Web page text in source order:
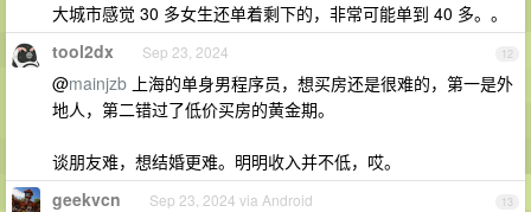
大城市感觉 30 多女生还单着剩下的，非常可能单到 40 多。。
12
tool2dx Sep 23, 2024
@mainjzb 上海的单身男程序员，想买房还是很难的，第一是外
地人，第二错过了低价买房的黄金期。
谈朋友难，想结婚更难。明明收入并不低，哎。
13
geekvcn Sep 23, 2024 via Android